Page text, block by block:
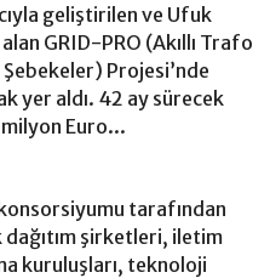
geliştirilen ve Ufuk
GRID-PRO (Akıllı Trafo
Projesi’nde
yer aldı. 42 ay sürecek
Euro...
tarafından
şirketleri, iletim
kuruluşları, teknoloji